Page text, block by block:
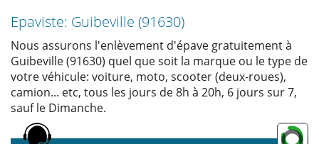
Epaviste: Guibeville (91630)
Nous assurons l'enlèvement d'épave gratuitement à
Guibeville (91630) quel que soit la marque ou le type de
votre véhicule: voiture, moto, scooter (deux-roues),
camion... etc, tous les jours de 8h à 20h, 6 jours sur 7,
sauf le Dimanche.